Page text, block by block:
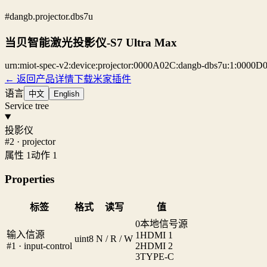
#dangb.projector.dbs7u
当贝智能激光投影仪-S7 Ultra Max
urn:miot-spec-v2:device:projector:0000A02C:dangb-
← 返回产品详情下载米家插件
语言 中文 English
Service tree
投影仪
#2 · projector
属性 1动作 1
Properties
标签 格式 读写 值
输入信源
#1 · input-control
uint8 N / R / W
0本地信号源
1HDMI 1
2HDMI 2
3TYPE-C